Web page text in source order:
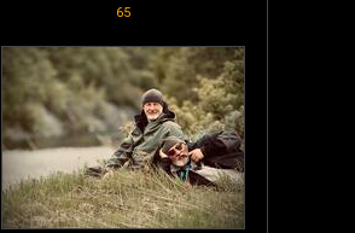
65